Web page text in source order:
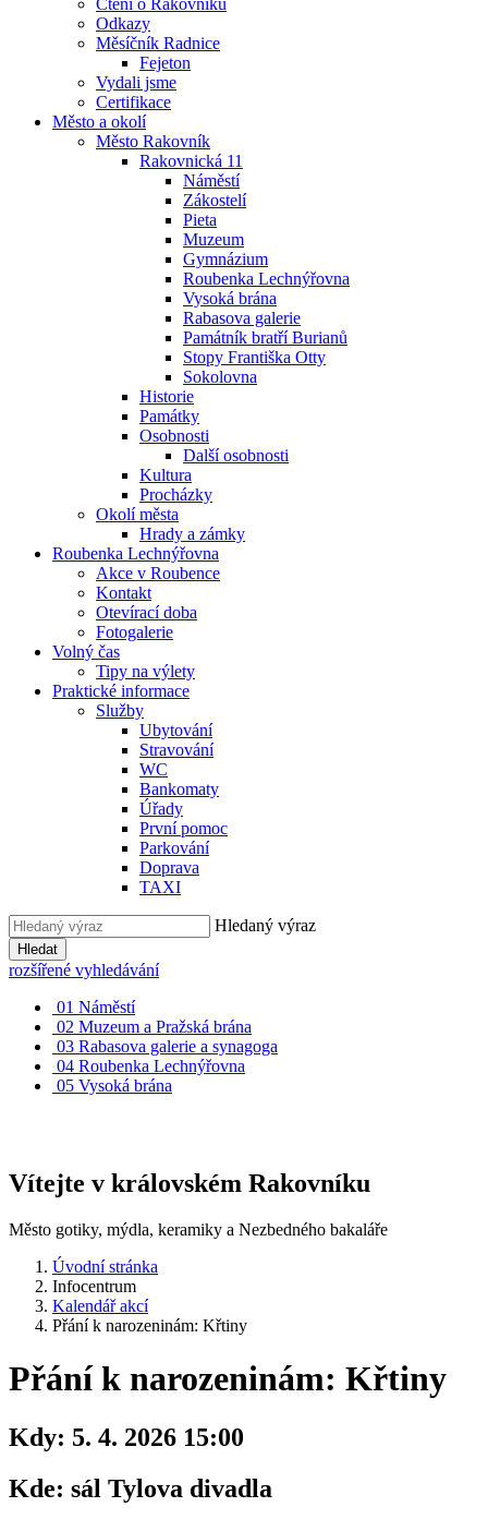
Čtení o Rakovníku
Odkazy
Měsíčník Radnice
Fejeton
Vydali jsme
Certifikace
Město a okolí
Město Rakovník
Rakovnická 11
Náměstí
Zákostelí
Pieta
Muzeum
Gymnázium
Roubenka Lechnýřovna
Vysoká brána
Rabasova galerie
Památník bratří Burianů
Stopy Františka Otty
Sokolovna
Historie
Památky
Osobnosti
Další osobnosti
Kultura
Procházky
Okolí města
Hrady a zámky
Roubenka Lechnýřovna
Akce v Roubence
Kontakt
Otevírací doba
Fotogalerie
Volný čas
Tipy na výlety
Praktické informace
Služby
Ubytování
Stravování
WC
Bankomaty
Úřady
První pomoc
Parkování
Doprava
TAXI
Hledaný výraz
Hledat
rozšířené vyhledávání
01 Náměstí
02 Muzeum a Pražská brána
03 Rabasova galerie a synagoga
04 Roubenka Lechnýřovna
05 Vysoká brána
Vítejte v královském Rakovníku
Město gotiky, mýdla, keramiky a Nezbedného bakaláře
Úvodní stránka
Infocentrum
Kalendář akcí
Přání k narozeninám: Křtiny
Přání k narozeninám: Křtiny
Kdy: 5. 4. 2026 15:00
Kde: sál Tylova divadla